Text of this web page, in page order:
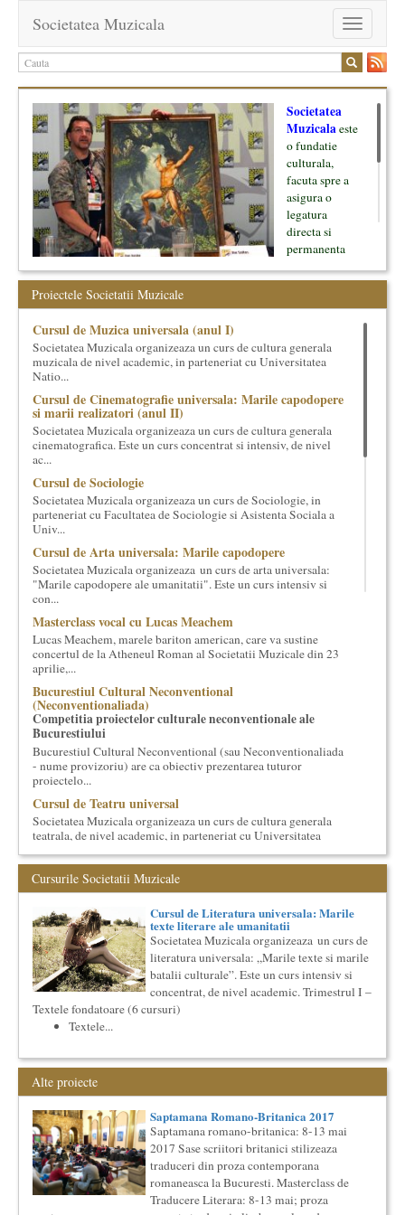
Toggle
navigation
Societatea Muzicala
Societatea
Muzicalaeste
o fundatie
culturala,
facuta spre a
asigura o
legatura
directa si
permanenta
oamenii ei, pe
inceput cu muzica clasica - si de aici numele -, insa acum
dezvoltam proiecte si in alte domenii ale culturii.
Facem management cultural, dezvoltam si administram proiecte
proprii sau preluate, modele si sisteme de finantare, marketing
cultural si consultanta. Organizam concursuri, concerte si
evenimente culturale, private sau publice, tinem cursuri de
cultura generala muzicala, teatrala, filosofica si de alte feluri.
cei care il finantateaza sunt in rubricile de mai jos.
Proiectele Societatii Muzicale
Cursul de Muzica universala (anul I)
Societatea Muzicala organizeaza un curs de cultura generala
muzicala de nivel academic, in parteneriat cu Universitatea
Natio...
Cursul de Cinematografie universala: Marile capodopere
si marii realizatori (anul II)
Societatea Muzicala organizeaza un curs de cultura generala
cinematografica. Este un curs concentrat si intensiv, de nivel
ac...
Cursul de Sociologie
Societatea Muzicala organizeaza un curs de Sociologie, in
parteneriat cu Facultatea de Sociologie si Asistenta Sociala a
Univ...
Cursul de Arta universala: Marile capodopere
Societatea Muzicala organizeaza un curs de arta universala:
"Marile capodopere ale umanitatii". Este un curs intensiv si
con...
Masterclass vocal cu Lucas Meachem
Lucas Meachem, marele bariton american, care va sustine
concertul de la Atheneul Roman al Societatii Muzicale din 23
aprilie,...
Bucurestiul Cultural Neconventional
(Neconventionaliada)
Competitia proiectelor culturale neconventionale ale
Bucurestiului
Bucurestiul Cultural Neconventional (sau Neconventionaliada
- nume provizoriu) are ca obiectiv prezentarea tuturor
proiectelo...
Cursul de Teatru universal
Societatea Muzicala organizeaza un curs de cultura generala
teatrala, de nivel academic, in parteneriat cu Universitatea
Ziua Internationala a Subtitrarii
Editia I
Ziua Internationala a Subtitrarii - Editia I Universitatea din
Bucuresti, Sala James Joyce [sala MTTLC] Str. Pitar Mos nr. ...
Masterclass vocal cu Lucas Meachem, editia a II-a (2018)
Lucas Meachem, marele bariton american, revenit in Romania
pentru a lua parte la editia a III-a a concertului The
Metropolita...
Cursul de Filosofie a vietii cotidiene
Societatea Muzicala organizeaza un curs de Filosofie a vietii
semestre),...
Precizari legate de formatul de predare a cursurilor de
Cultura universala
Am primit multe intrebari legate de felul in care se desfasoara
aceste cursuri de Cultura Universala - multi si le imagineaza...
Cursul de Lingvistica (anul II)
Societatea Muzicala organizeaza un curs de cultura generala
lingvistica. Este un curs intensiv si concentrat, de nivel
academ...
Cursurile Societatii Muzicale
Cursul de Literatura universala: Marile
texte literare ale umanitatii
Societatea Muzicala organizeaza un curs de
literatura universala: „Marile texte si marile
batalii culturale”. Este un curs intensiv si
concentrat, de nivel academic. Trimestrul I –
Textele fondatoare (6 cursuri)
Textele...
Alte proiecte
Saptamana Romano-Britanica 2017
Saptamana romano-britanica: 8-13 mai
2017 Sase scriitori britanici stilizeaza
traduceri din proza contemporana
romaneasca la Bucuresti. Masterclass de
Traducere Literara: 8-13 mai; proza